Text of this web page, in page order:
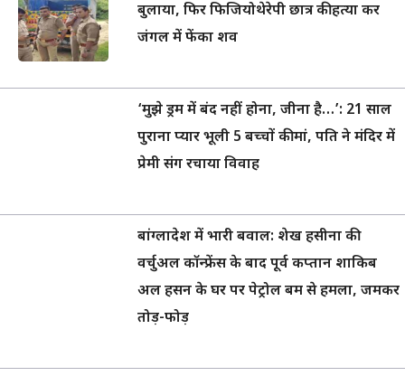
बुलाया, फिर फिजियोथेरेपी छात्र की हत्या कर
जंगल में फेंका शव
‘मुझे ड्रम में बंद नहीं होना, जीना है…’: 21 साल
पुराना प्यार भूली 5 बच्चों की मां, पति ने मंदिर में
प्रेमी संग रचाया विवाह
बांग्लादेश में भारी बवाल: शेख हसीना की
वर्चुअल कॉन्फ्रेंस के बाद पूर्व कप्तान शाकिब
अल हसन के घर पर पेट्रोल बम से हमला, जमकर
तोड़-फोड़